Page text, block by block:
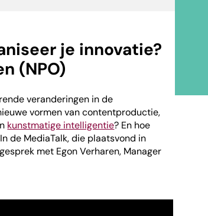
je innovatie?
(NPO)
veranderingen in de
vormen van contentproductie,
kunstmatige intelligentie? En hoe
de MediaTalk, die plaatsvond in
met Egon Verharen, Manager